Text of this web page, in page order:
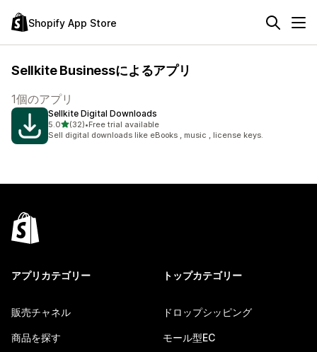
Shopify App Store
Sellkite Businessによるアプリ
1個のアプリ
Sellkite Digital Downloads
5.05つ星中
(32)
合計レビュー数：32件
•Free trial available
Sell digital downloads like eBooks , music , license keys.
アプリカテゴリー
販売チャネル
商品を探す
トップカテゴリー
ドロップシッピング
モール型EC